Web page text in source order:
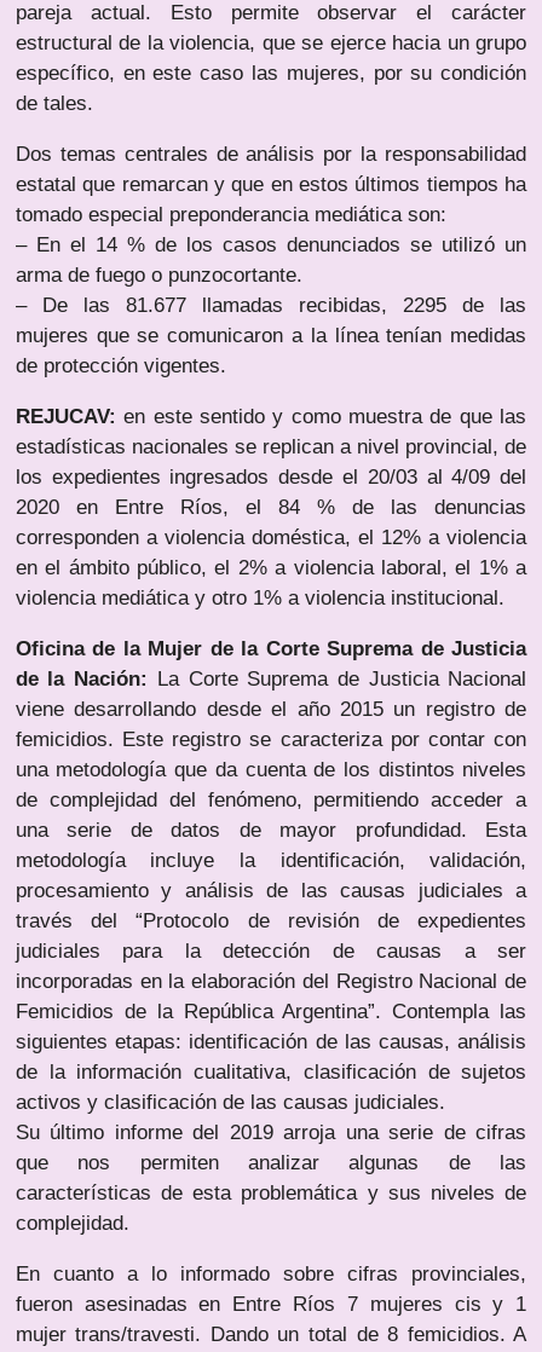
pareja actual. Esto permite observar el carácter
estructural de la violencia, que se ejerce hacia un grupo
específico, en este caso las mujeres, por su condición
de tales.
Dos temas centrales de análisis por la responsabilidad
estatal que remarcan y que en estos últimos tiempos ha
tomado especial preponderancia mediática son:
– En el 14 % de los casos denunciados se utilizó un
arma de fuego o punzocortante.
– De las 81.677 llamadas recibidas, 2295 de las
mujeres que se comunicaron a la línea tenían medidas
de protección vigentes.
REJUCAV: en este sentido y como muestra de que las
estadísticas nacionales se replican a nivel provincial, de
los expedientes ingresados desde el 20/03 al 4/09 del
2020 en Entre Ríos, el 84 % de las denuncias
corresponden a violencia doméstica, el 12% a violencia
en el ámbito público, el 2% a violencia laboral, el 1% a
violencia mediática y otro 1% a violencia institucional.
Oficina de la Mujer de la Corte Suprema de Justicia
de la Nación: La Corte Suprema de Justicia Nacional
viene desarrollando desde el año 2015 un registro de
femicidios. Este registro se caracteriza por contar con
una metodología que da cuenta de los distintos niveles
de complejidad del fenómeno, permitiendo acceder a
una serie de datos de mayor profundidad. Esta
metodología incluye la identificación, validación,
procesamiento y análisis de las causas judiciales a
través del “Protocolo de revisión de expedientes
judiciales para la detección de causas a ser
incorporadas en la elaboración del Registro Nacional de
Femicidios de la República Argentina”. Contempla las
siguientes etapas: identificación de las causas, análisis
de la información cualitativa, clasificación de sujetos
activos y clasificación de las causas judiciales.
Su último informe del 2019 arroja una serie de cifras
que nos permiten analizar algunas de las
características de esta problemática y sus niveles de
complejidad.
En cuanto a lo informado sobre cifras provinciales,
fueron asesinadas en Entre Ríos 7 mujeres cis y 1
mujer trans/travesti. Dando un total de 8 femicidios. A